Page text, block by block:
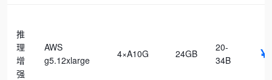
推
理
增
强
AWS
g5.12xlarge
4×A10G 24GB
20-
34B